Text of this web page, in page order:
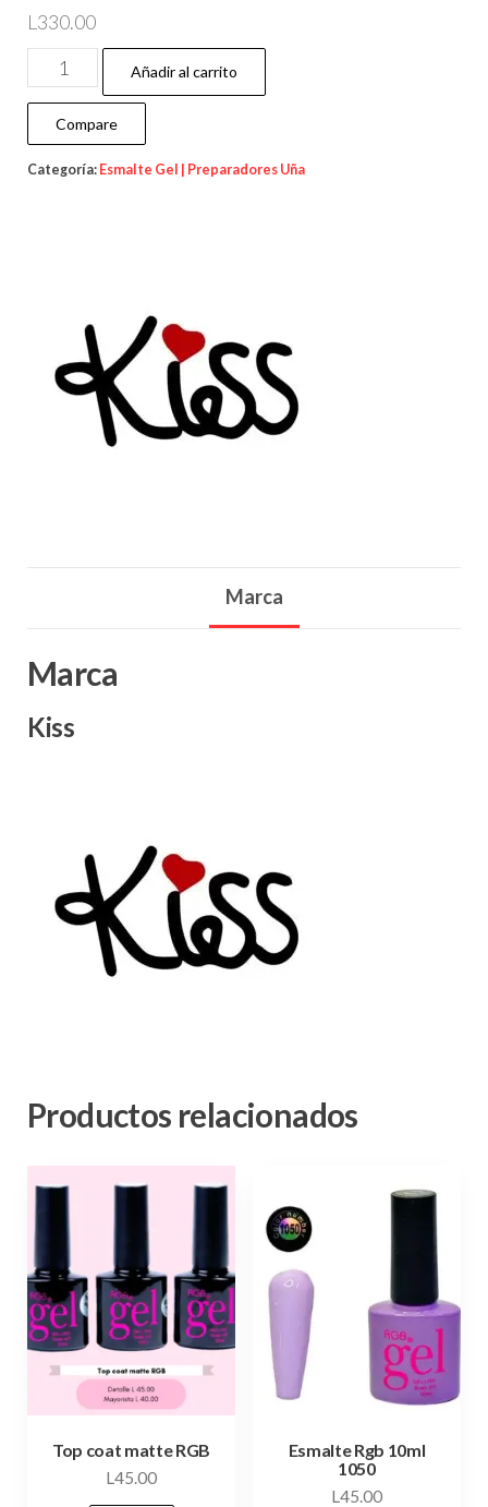
L 330.00
Añadir al carrito
Compare
Categoría: Esmalte Gel | Preparadores Uña
Marca
Marca
Kiss
Productos relacionados
Top coat matte RGB
L45.00
Esmalte Rgb 10ml
1050
L45.00